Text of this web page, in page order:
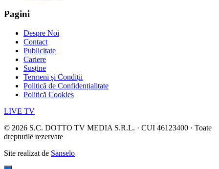
Pagini
Despre Noi
Contact
Publicitate
Cariere
Susține
Termeni și Condiții
Politică de Confidențialitate
Politică Cookies
LIVE TV
© 2026 S.C. DOTTO TV MEDIA S.R.L. · CUI 46123400 · Toate
drepturile rezervate
Site realizat de Sanselo